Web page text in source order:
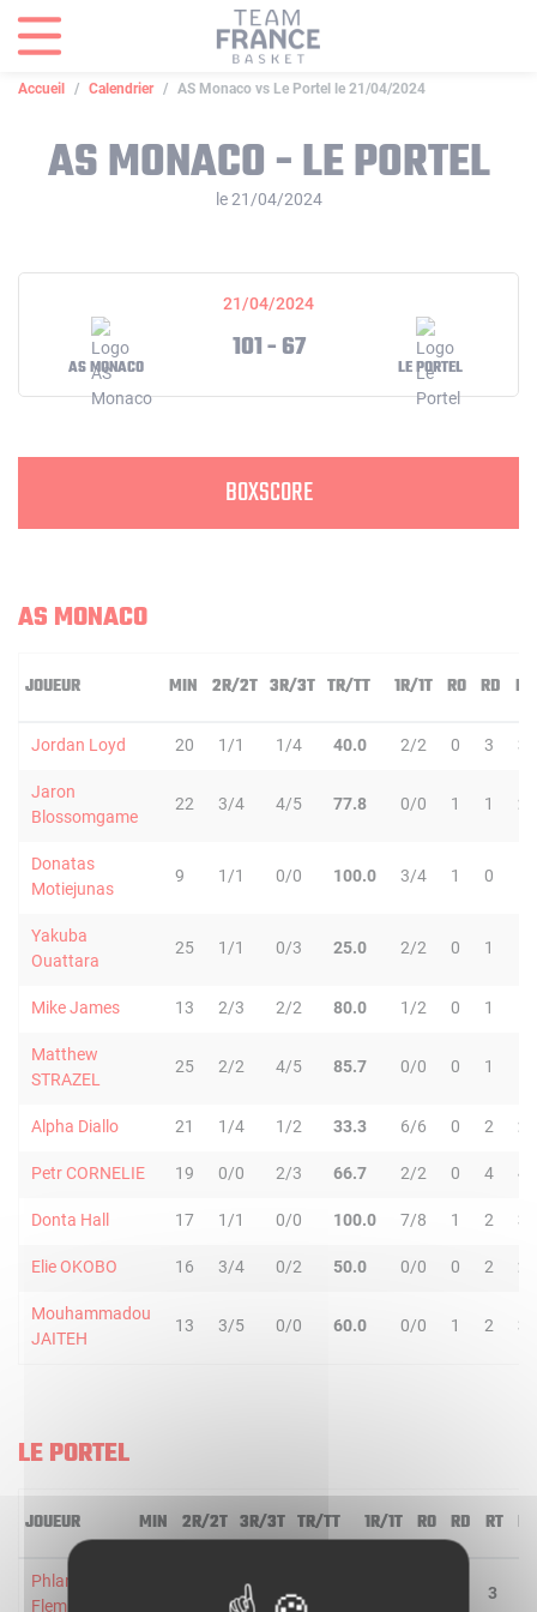
Accueil Calendrier AS Monaco vs Le Portel le 21/04/2024
AS MONACO - LE PORTEL
le 21/04/2024
21/04/2024
AS MONACO
101 - 67
LE PORTEL
BOXSCORE
AS MONACO
JOUEUR MIN 2R/2T 3R/3T TR/TT 1R/1T RO RD RT
Jordan Loyd 20 1/1 1/4 40.0 2/2 0 3 3
Jaron
Blossomgame
22 3/4 4/5 77.8 0/0 1 1 2
Donatas
Motiejunas
9 1/1 0/0 100.0 3/4 1 0
Yakuba
Ouattara
25 1/1 0/3 25.0 2/2 0 1
Mike James 13 2/3 2/2 80.0 1/2 0 1
Matthew
STRAZEL
25 2/2 4/5 85.7 0/0 0 1
Alpha Diallo 21 1/4 1/2 33.3 6/6 0 2 2
Petr CORNELIE 19 0/0 2/3 66.7 2/2 0 4 4
Donta Hall 17 1/1 0/0 100.0 7/8 1 2 3
Elie OKOBO 16 3/4 0/2 50.0 0/0 0 2 2
Mouhammadou
JAITEH
13 3/5 0/0 60.0 0/0 1 2 3
LE PORTEL
JOUEUR MIN 2R/2T 3R/3T TR/TT 1R/1T RO RD RT PD
Phlandrous
Fleming Jr
2/4 3
Panneau de gestion des cookies